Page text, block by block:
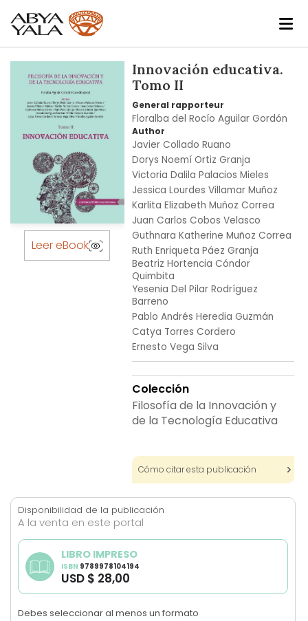
the
end
the
images
gallery
Skip
the
Leer eBook
Innovación educativa.
Tomo II
General rapporteur
Floralba del Rocío Aguilar Gordón
Author
Javier Collado Ruano
Dorys Noemí Ortiz Granja
Victoria Dalila Palacios Mieles
Jessica Lourdes Villamar Muñoz
Karlita Elizabeth Muñoz Correa
Juan Carlos Cobos Velasco
Guthnara Katherine Muñoz Correa
Ruth Enriqueta Páez Granja
Beatriz Hortencia Cóndor
Quimbita
Yesenia Del Pilar Rodríguez
Barreno
Pablo Andrés Heredia Guzmán
Catya Torres Cordero
Ernesto Vega Silva
Colección
Filosofía de la Innovación y
de la Tecnología Educativa
Cómo citar esta publicación
Disponibilidad de la publicación
A la venta en este portal
LIBRO IMPRESO
ISBN 9789978104194
USD $ 28,00
Debes seleccionar al menos un formato